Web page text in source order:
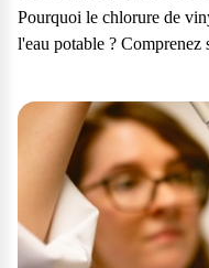
Pourquoi le chlorure de
l'eau potable ? Comprenez